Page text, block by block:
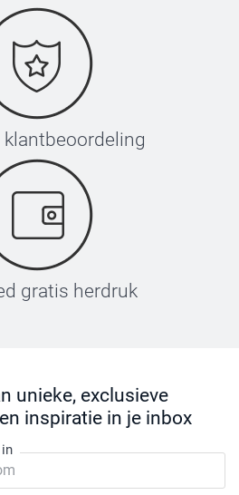
gratis herdruk
unieke, exclusieve
inspiratie in je inbox